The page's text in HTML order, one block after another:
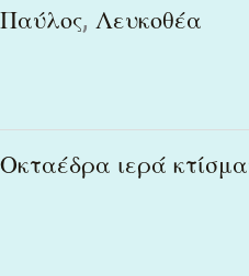
Παύλος, Λευκοθέα
Οκταέδρα ιερά
Οκταέδρα